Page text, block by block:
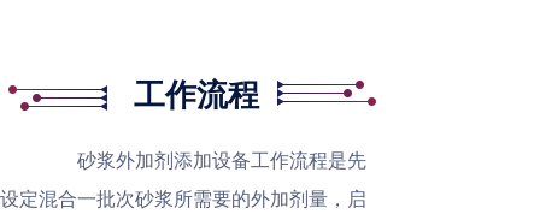
工作流程
砂浆外加剂添加设备工作流程是先
设定混合一批次砂浆所需要的外加剂量，启